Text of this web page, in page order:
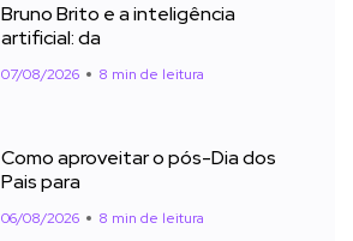
Bruno Brito e a inteligência
artificial: da
07/08/2026 8 min de leitura
Como aproveitar o pós-Dia dos
Pais para
06/08/2026 8 min de leitura